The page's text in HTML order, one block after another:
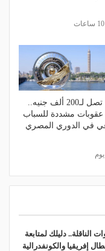
غرامة تصل لـ200 ألف جنيه..
عقوبات مشددة للسباب
في الدوري المصري
الناقلة.. دليلك لمتابعة
إفريقيا والكونفدرالية